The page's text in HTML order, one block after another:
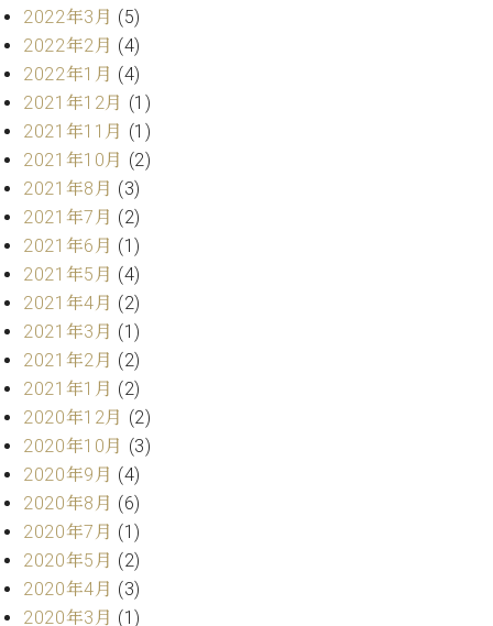
デ
ン
ア
ッ
プ
ラ
イ
ト
ピ
ア
ノ
C.
ベ
ヒ
シ
ュ
タ
イ
ン
ア
カ
デ
ミ
ビ
ス
音
教
室
ピ
ア
ノ
の
ン
シ
ェ
ル
ジ
ア
ク
セ
ス
セン
トラ
京の
ご案
2022年3月 (5)
2022年2月 (4)
2022年1月 (4)
2021年12月 (1)
2021年11月 (1)
2021年10月 (2)
2021年8月 (3)
2021年7月 (2)
2021年6月 (1)
2021年5月 (4)
2021年4月 (2)
2021年3月 (1)
2021年2月 (2)
2021年1月 (2)
2020年12月 (2)
2020年10月 (3)
2020年9月 (4)
2020年8月 (6)
2020年7月 (1)
2020年5月 (2)
2020年4月 (3)
2020年3月 (1)